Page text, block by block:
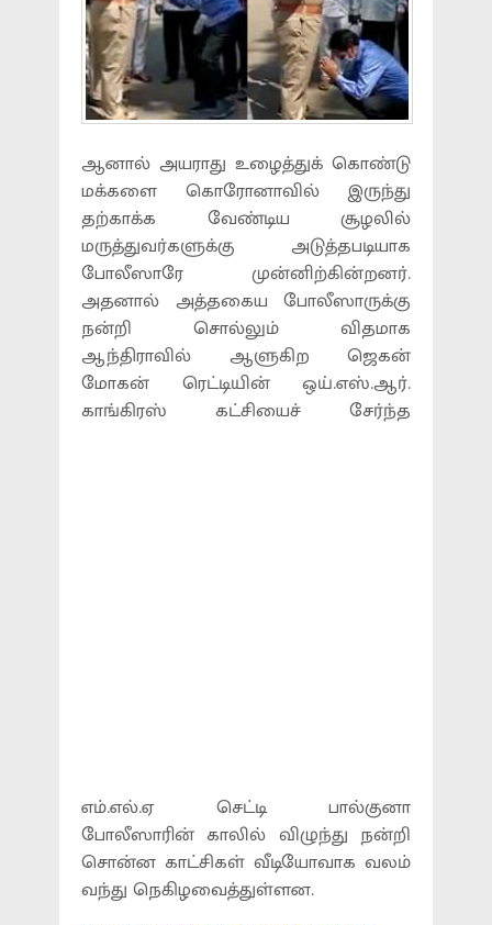
ஆனால் அயராது உழைத்துக் கொண்டு
மக்களை கொரோனாவில் இருந்து
தற்காக்க வேண்டிய சூழலில்
மருத்துவர்களுக்கு அடுத்தபடியாக
போலீஸாரே முன்னிற்கின்றனர்.
அதனால் அத்தகைய போலீஸாருக்கு
நன்றி சொல்லும் விதமாக
ஆந்திராவில் ஆளுகிற ஜெகன்
மோகன் ரெட்டியின் ஒய்.எஸ்.ஆர்.
காங்கிரஸ் கட்சியைச் சேர்ந்த
எம்.எல்.ஏ செட்டி பால்குனா
போலீஸாரின் காலில் விழுந்து நன்றி
சொன்ன காட்சிகள் வீடியோவாக வலம்
வந்து நெகிழவைத்துள்ளன.